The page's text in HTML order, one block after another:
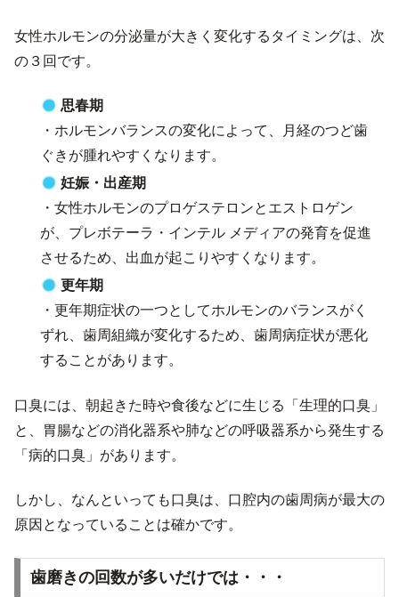
女性ホルモンの分泌量が大きく変化するタイミングは、次
の３回です。
思春期
・ホルモンバランスの変化によって、月経のつど歯
ぐきが腫れやすくなります。
妊娠・出産期
・女性ホルモンのプロゲステロンとエストロゲン
が、プレボテーラ・インテル メディアの発育を促進
させるため、出血が起こりやすくなります。
更年期
・更年期症状の一つとしてホルモンのバランスがく
ずれ、歯周組織が変化するため、歯周病症状が悪化
することがあります。
口臭には、朝起きた時や食後などに生じる「生理的口臭」
と、胃腸などの消化器系や肺などの呼吸器系から発生する
「病的口臭」があります。
しかし、なんといっても口臭は、口腔内の歯周病が最大の
原因となっていることは確かです。
歯磨きの回数が多いだけでは・・・